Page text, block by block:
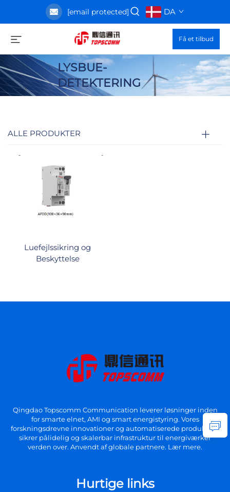
[email protected] DA
Få et tilbud
LYSBUE-
DETEKTERING
ALLE PRODUKTER
Luefejlssikring og
Beskyttelse
Qingdao Topscomm Communication leverer løsninger inden
for smarte elnet, AMI og smart energistyring. Vores
forskningsdrevne innovationer og automatiserede produktion
sikrer pålidelig og skalerbar infrastruktur til energiværker
verden over. Anvendt af globale partnere. Lær mere.
Hurtige links